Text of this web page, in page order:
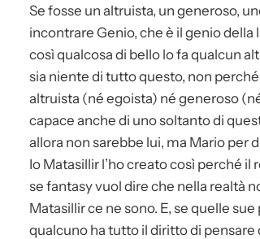
Se fosse un altruista, un generoso,
incontrare Genio, che è il genio della
così qualcosa di bello lo fa qualcun
sia niente di tutto questo, non perché
altruista (né egoista) né generoso
capace anche di uno soltanto di
allora non sarebbe lui, ma Mario per
Io Matasillir l’ho creato così perché
se fantasy vuol dire che nella realtà
Matasillir ce ne sono. E, se quelle
qualcuno ha tutto il diritto di